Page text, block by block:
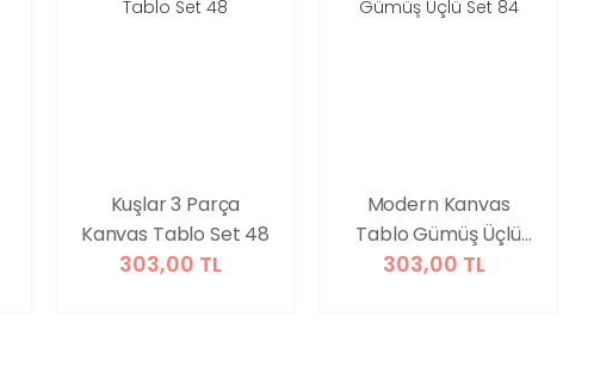
Kuşlar 3 Parça
Kanvas Tablo Set 48
303,00 TL
Modern Kanvas
Tablo Gümüş Üçlü
Set 84
303,00 TL